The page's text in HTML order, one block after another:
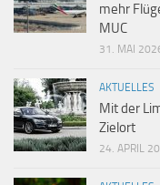
mehr
MUC
31. MAI
AKTUELLES
Mit der
Zielort
24. APRIL